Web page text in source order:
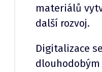
materiálů
další rozvoj.
Digitalizace